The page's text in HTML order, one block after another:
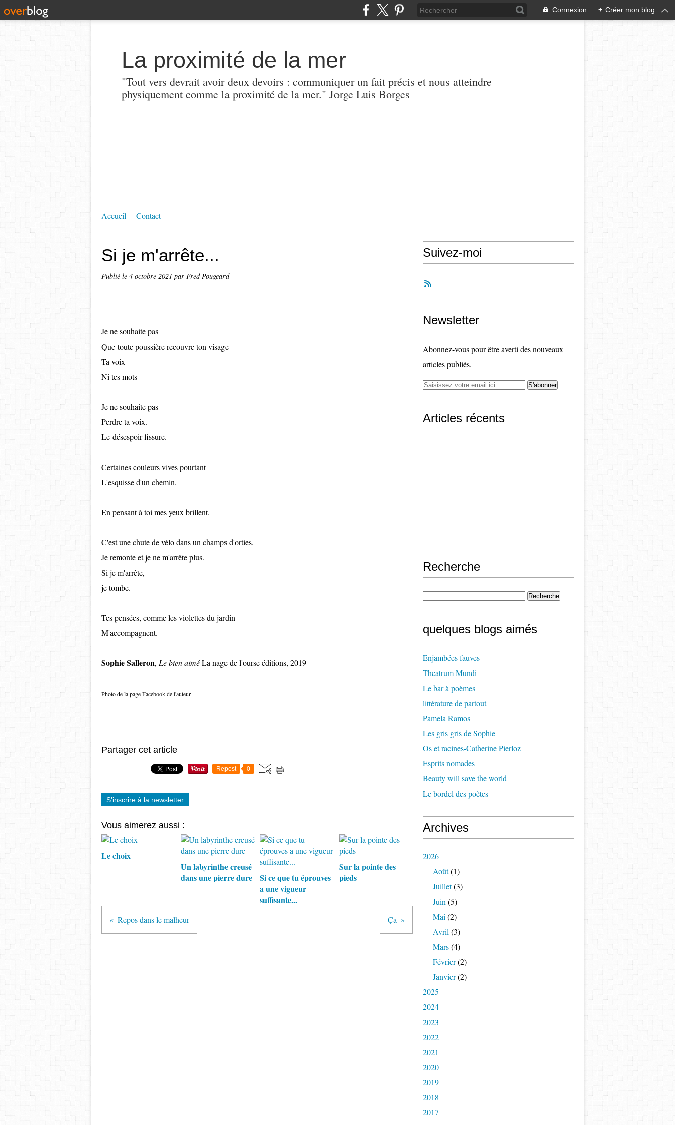
Connexion + Créer mon blog
La proximité de la mer
"Tout vers devrait avoir deux devoirs : communiquer un fait précis et nous atteindre
physiquement comme la proximité de la mer." Jorge Luis Borges
Accueil Contact
Si je m'arrête...
Publié le 4 octobre 2021 par Fred Pougeard
Je ne souhaite pas
Que toute poussière recouvre ton visage
Ta voix
Ni tes mots
Je ne souhaite pas
Perdre ta voix.
​​​​​​​Le désespoir fissure.
Certaines couleurs vives pourtant
L'esquisse d'un chemin.
En pensant à toi mes yeux brillent.
C'est une chute de vélo dans un champs d'orties.
Je remonte et je ne m'arrête plus.
Si je m'arrête,
je tombe.
Tes pensées, comme les violettes du jardin
M'accompagnent.
Sophie Salleron, Le bien aiméLa nage de l'ourse éditions, 2019
Photo de la page Facebook de l'auteur.
Partager cet article
Repost 0
S'inscrire à la newsletter
Vous aimerez aussi :
Le choix
Un labyrinthe creusé
dans une pierre dure
Si ce que tu éprouves
a une vigueur
suffisante...
Sur la pointe des
pieds
Repos dans le malheur Ça
Suivez-moi
Newsletter
Abonnez-vous pour être averti des nouveaux
articles publiés.
Articles récents
Recherche
quelques blogs aimés
Enjambées fauves
Theatrum Mundi
Le bar à poèmes
littérature de partout
Pamela Ramos
Les gris gris de Sophie
Os et racines-Catherine Pierloz
Esprits nomades
Beauty will save the world
Le bordel des poètes
Archives
2026
Août(1)
Juillet(3)
Juin (5)
Mai (2)
Avril (3)
Mars(4)
Février(2)
Janvier(2)
2025
2024
2023
2022
2021
2020
2019
2018
2017